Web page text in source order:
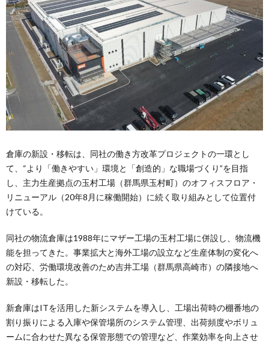
倉庫の新設・移転は、同社の働き方改革プロジェクトの一環とし
て、“より「働きやすい」環境と「創造的」な職場づくり”を目指
し、主力生産拠点の玉村工場（群馬県玉村町）のオフィスフロア・
リニューアル（20年8月に稼働開始）に続く取り組みとして位置付
けている。
同社の物流倉庫は1988年にマザー工場の玉村工場に併設し、物流機
能を担ってきた。事業拡大と海外工場の設立など生産体制の変化へ
の対応、労働環境改善のため吉井工場（群馬県高崎市）の隣接地へ
新設・移転した。
新倉庫はITを活用した新システムを導入し、工場出荷時の棚番地の
割り振りによる入庫や保管場所のシステム管理、出荷頻度やボリュ
ームに合わせた異なる保管形態での管理など、作業効率を向上させ